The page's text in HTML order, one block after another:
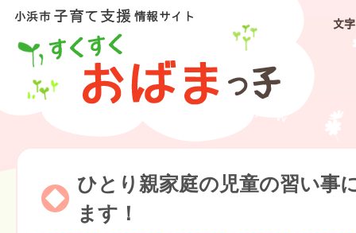
文
ひとり親家庭の児童の習い事
ます！